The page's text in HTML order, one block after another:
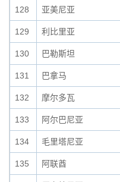
128 亚美尼亚
129 利比里亚
130 巴勒斯坦
131 巴拿马
132 摩尔多瓦
133 阿尔巴尼亚
134 毛里塔尼亚
135 阿联酋